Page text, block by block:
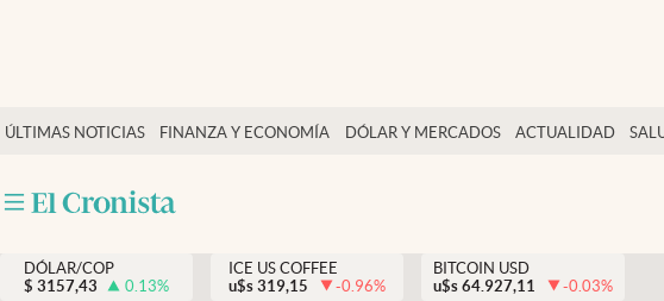
ÚLTIMAS NOTICIAS FINANZA Y ECONOMÍA DÓLAR Y MERCADOS ACTUALIDAD
Salud y nutrición
Tiempo libre
DÓLAR/COP
$ 3157,43 0.13%
ICE US COFFEE
u$s 319,15 -0.96%
BITCOIN USD
u$s 64.927,11 -0.03%